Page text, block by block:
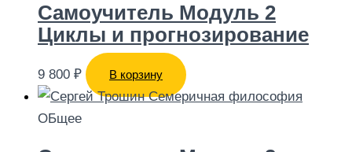
Самоучитель Модуль 2
Циклы и прогнозирование
9 800 ₽ В корзину
ОБщее